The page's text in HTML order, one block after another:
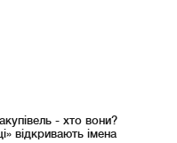
- хто вони?
відкривають імена